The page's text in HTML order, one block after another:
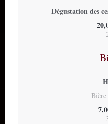
Dégustation des